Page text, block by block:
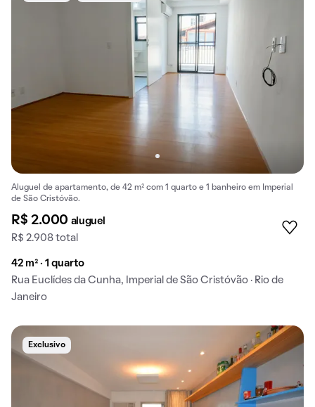
Aluguel de apartamento, de 42 m² com 1 quarto e 1 banheiro em Imperial
de São Cristóvão.
R$ 2.000 aluguel
R$ 2.908 total
42 m² · 1 quarto
Rua Euclídes da Cunha, Imperial de São Cristóvão · Rio de
Janeiro
Exclusivo